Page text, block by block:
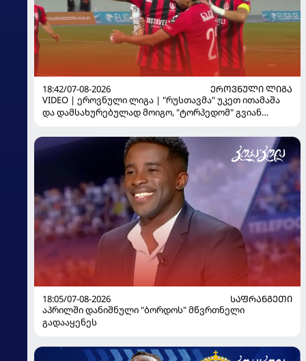
18:42/07-08-2026
ᲔᲠᲝᲕᲜᲣᲚᲘ ᲚᲘᲒᲐ
VIDEO | ეროვნული ლიგა | "რუსთავმა" უკეთ ითამაშა
და დამსახურებულად მოიგო, "ტორპედომ" გვიან
18:05/07-08-2026
ᲡᲐᲤᲠᲐᲜᲒᲔᲗᲘ
აპრილში დანიშნული "ბორდოს" მწვრთნელი
გადააყენეს